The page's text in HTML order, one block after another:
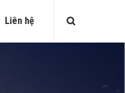
Liên hệ